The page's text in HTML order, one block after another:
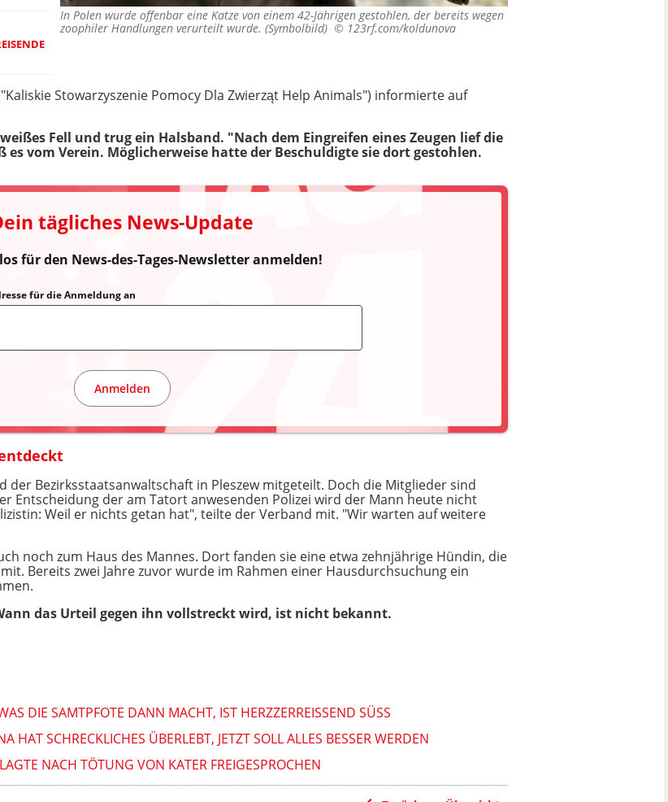
In Polen wurde offenbar eine Katze von einem 42-Jährigen gestohlen, der bereits wegen
zoophiler Handlungen verurteilt wurde. (Symbolbild) © 123rf.com/koldunova
Stowarzyszenie Pomocy Dla Zwierząt Help Animals") informierte auf
Fell und trug ein Halsband. "Nach dem Eingreifen eines Zeugen lief die
es vom Verein. Möglicherweise hatte der Beschuldigte sie dort gestohlen.
tägliches News-Update
für den News-des-Tages-Newsletter anmelden!
für die Anmeldung an
Anmelden
der Bezirksstaatsanwaltschaft in Pleszew mitgeteilt. Doch die Mitglieder sind
Entscheidung der am Tatort anwesenden Polizei wird der Mann heute nicht
Weil er nichts getan hat", teilte der Verband mit. "Wir warten auf weitere
noch zum Haus des Mannes. Dort fanden sie eine etwa zehnjährige Hündin, die
Bereits zwei Jahre zuvor wurde im Rahmen einer Hausdurchsuchung ein
das Urteil gegen ihn vollstreckt wird, ist nicht bekannt.
DIE SAMTPFOTE DANN MACHT, IST HERZZERREISSEND SÜSS
HAT SCHRECKLICHES ÜBERLEBT, JETZT SOLL ALLES BESSER WERDEN
NACH TÖTUNG VON KATER FREIGESPROCHEN